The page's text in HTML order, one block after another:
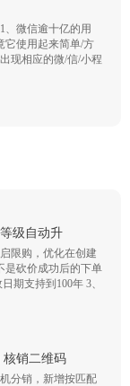
、微信逾十亿的用
它使用起来简单/方
现相应的微/信/小程
级自动升
限购，优化在创建
是砍价成功后的下单
期支持到100年 3、
核销二维码
分销，新增按匹配